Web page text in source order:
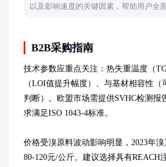
以及影响速度的关键因素，帮助用户全
B2B采购指南
技术参数应重点关注：热失重温度（
（LOI值提升幅度）、与基材相容性
判断）。欧盟市场需提供SVHC检测报
求满足ISO 1043-4标准。
价格受溴原料波动影响明显，2023年
80-120元/公斤。建议选择具有REACH